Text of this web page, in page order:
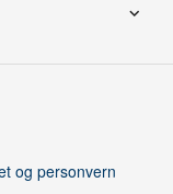
og personvern